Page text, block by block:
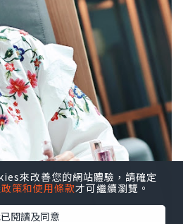
來改善您的網站體驗，請確定
策和使用條款才可繼續瀏覽。
閱讀及同意